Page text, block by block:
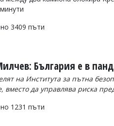
3409 пъти
България е в
на Института за пътна
вместо да управлява риска
1231 пъти